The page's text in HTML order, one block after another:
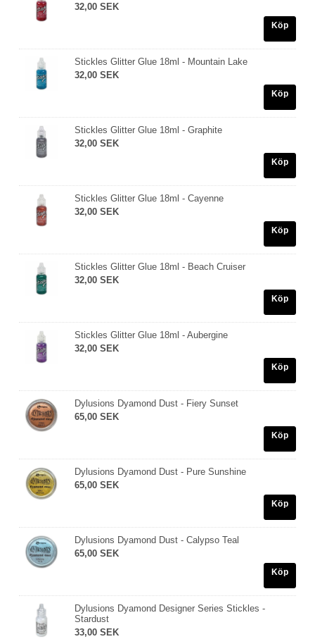
32,00 SEK
Köp
Stickles Glitter Glue 18ml - Mountain Lake
32,00 SEK
Köp
Stickles Glitter Glue 18ml - Graphite
32,00 SEK
Köp
Stickles Glitter Glue 18ml - Cayenne
32,00 SEK
Köp
Stickles Glitter Glue 18ml - Beach Cruiser
32,00 SEK
Köp
Stickles Glitter Glue 18ml - Aubergine
32,00 SEK
Köp
Dylusions Dyamond Dust - Fiery Sunset
65,00 SEK
Köp
Dylusions Dyamond Dust - Pure Sunshine
65,00 SEK
Köp
Dylusions Dyamond Dust - Calypso Teal
65,00 SEK
Köp
Dylusions Dyamond Designer Series Stickles -
Stardust
33,00 SEK